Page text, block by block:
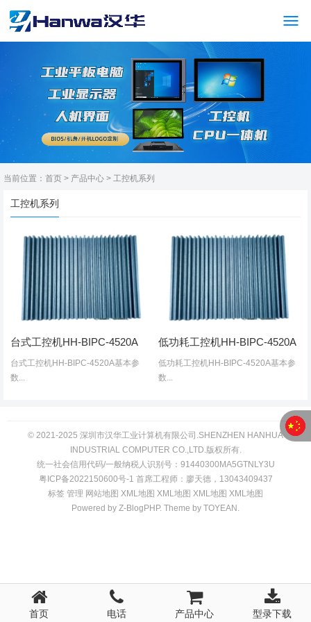
当前位置： 首页 > 产品中心 > 工控机系列
工控机系列
台式工控机HH-BIPC-4520A
台式工控机HH-BIPC-4520A基本参
数...
低功耗工控机HH-BIPC-4520A
低功耗工控机HH-BIPC-4520A基本参
数...
© 2021-2025 深圳市汉华工业计算机有限公司.SHENZHEN HANHUA
INDUSTRIAL COMPUTER CO.,LTD.版权所有.
统一社会信用代码/一般纳税人识别号：91440300MA5GTNLY3U
粤ICP备2022150600号-1 首席工程师：廖天德，13043409437
标签 管理 网站地图 XM L地图 XM L地图 XM L地图 XM L地图
Powered by Z-BlogPHP. Theme by TOYEAN .
首页 电话 产品中心 型录下载